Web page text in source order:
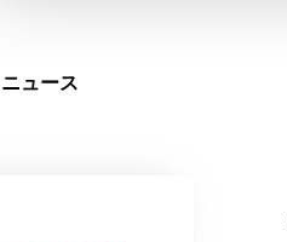
ニュース